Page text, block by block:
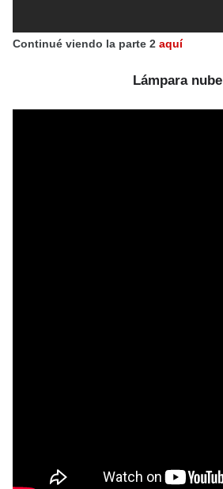
Continué viendo la parte 2 aquí
Lámpara nube